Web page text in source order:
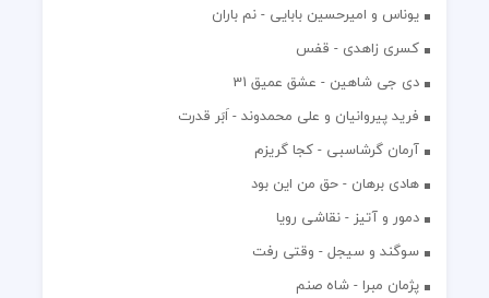
یوناس و امیرحسین بابایی - نم باران
کسری زاهدی - قفس
دی جی شاهین - عشق عمیق 31
فرید پیروانیان و علی محمدوند - اَبَر قدرت
آرمان گرشاسبی - کجا گریزم
هادی برهان - حق من این بود
دمور و آتیز - نقاشی رویا
سوگند و سیجل - وقتی رفت
پژمان مبرا - شاه صنم